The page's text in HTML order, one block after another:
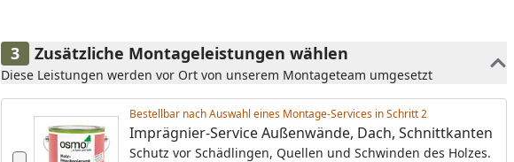
Zusätzliche Montageleistungen wählen
Diese Leistungen werden vor Ort von unserem Montageteam umgesetzt
Bestellbar nach Auswahl eines Montage-Services in Schritt
Imprägnier-Service Außenwände, Dach, Schnittkanten
Schutz vor Schädlingen, Quellen und Schwinden des Holzes.